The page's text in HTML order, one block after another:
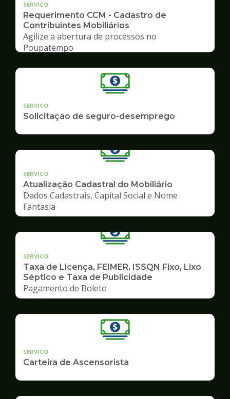
SERVICO
Requerimento CCM - Cadastro de
Contribuintes Mobiliários
Agilize a abertura de processos no
Poupatempo
SERVICO
Solicitação de seguro-desemprego
SERVICO
Atualização Cadastral do Mobiliário
Dados Cadastrais, Capital Social e Nome
Fantasia
SERVICO
Taxa de Licença, FEIMER, ISSQN Fixo, Lixo
Séptico e Taxa de Publicidade
Pagamento de Boleto
SERVICO
Carteira de Ascensorista